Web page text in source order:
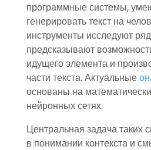
программные системы,
генерировать текст на
инструменты исследуют
предсказывают
идущего элемента и
части текста. Актуальные
основаны на
нейронных сетях.
Центральная задача таких
в понимании контекста и